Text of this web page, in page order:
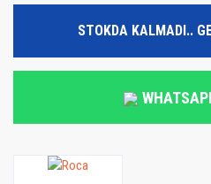
STOKDA KALMADI..